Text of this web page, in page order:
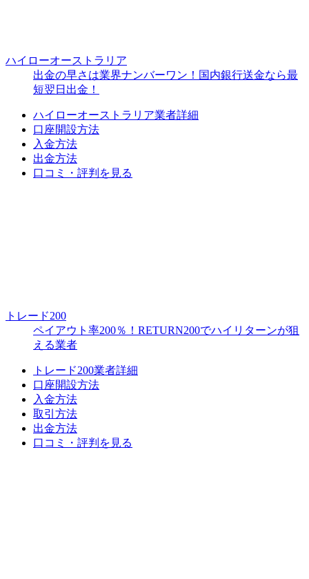
ハイローオーストラリア
出金の早さは業界ナンバーワン！国内銀行送金なら最
短翌日出金！
ハイローオーストラリア業者詳細
口座開設方法
入金方法
出金方法
口コミ・評判を見る
トレード200
ペイアウト率200％！RETURN200でハイリターンが狙
える業者
トレード200業者詳細
口座開設方法
入金方法
取引方法
出金方法
口コミ・評判を見る